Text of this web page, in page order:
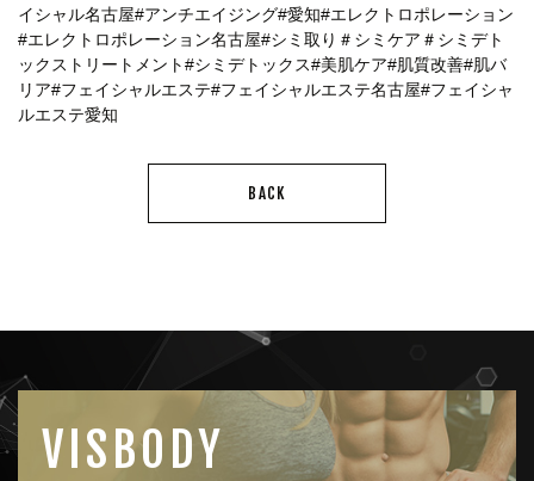
イシャル名古屋#アンチエイジング#愛知#エレクトロポレーション
#エレクトロポレーション名古屋#シミ取り ＃シミケア ＃シミデト
ックストリートメント#シミデトックス#美肌ケア#肌質改善#肌バ
リア#フェイシャルエステ#フェイシャルエステ名古屋#フェイシャ
ルエステ愛知
BACK
VISBODY